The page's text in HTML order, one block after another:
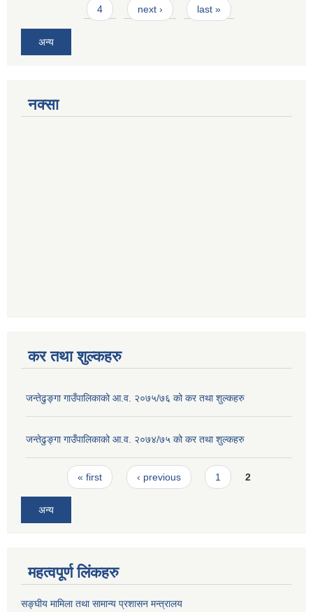
4 next › last »
अन्य
नक्सा
कर तथा शुल्कहरु
जन्तेढुङ्गा गाउँपालिकाको आ.व. २०७५/७६ को कर तथा शुल्कहरु
जन्तेढुङ्गा गाउँपालिकाको आ.व. २०७४/७५ को कर तथा शुल्कहरु
Pages« first ‹ previous 1 2
अन्य
महत्वपूर्ण लिंकहरु
सङ्घीय मामिला तथा सामान्य प्रशासन मन्त्रालय